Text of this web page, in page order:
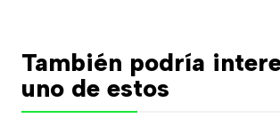
También podría
uno de estos